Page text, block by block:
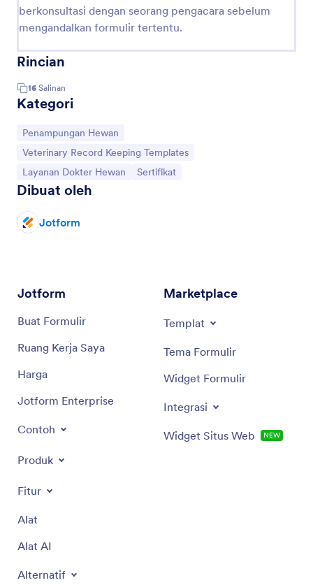
berkonsultasi dengan seorang pengacara sebelum
mengandalkan formulir tertentu.
Rincian
16 Salinan
Kategori
Buka Kategori:
Penampungan Hewan
Buka Kategori:
Veterinary Record Keeping Templates
Buka Kategori:
Layanan Dokter Hewan Buka Kategori:
Sertifikat
Dibuat oleh
Jotform
Jotform
Buat Formulir
Ruang Kerja Saya
Harga
Jotform Enterprise
Contoh
Produk
Fitur
Alat
Alat AI
Alternatif
Marketplace
Templat
Tema Formulir
Widget Formulir
Integrasi
Widget Situs Web NEW